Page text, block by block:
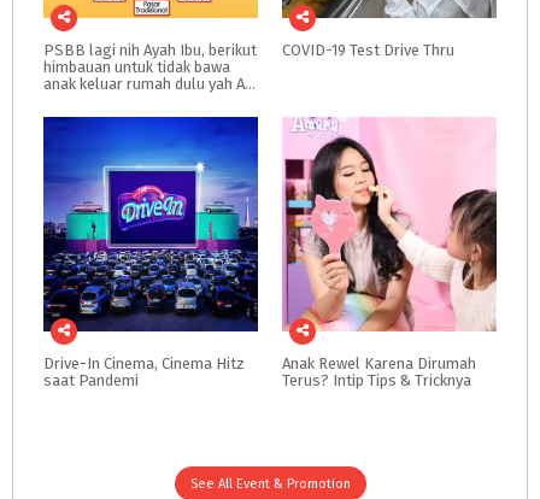
PSBB lagi nih Ayah Ibu, berikut
himbauan untuk tidak bawa
anak keluar rumah dulu yah Ayah Ibu
COVID-19 Test Drive Thru
Drive-In Cinema, Cinema Hitz
saat Pandemi
Anak Rewel Karena Dirumah
Terus? Intip Tips & Tricknya
See All Event & Promotion